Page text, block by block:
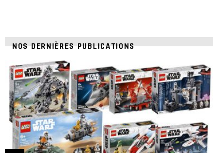
NOS DERNIÈRES PUBLICATIONS